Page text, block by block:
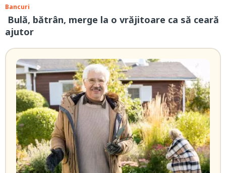
Bancuri
Bulă, bătrân, merge la o vrăjitoare ca să ceară
ajutor